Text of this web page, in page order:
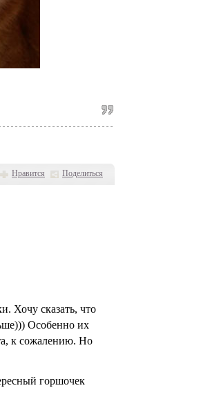
Нравится Поделиться
Хочу сказать, что
Особенно их
к сожалению. Но